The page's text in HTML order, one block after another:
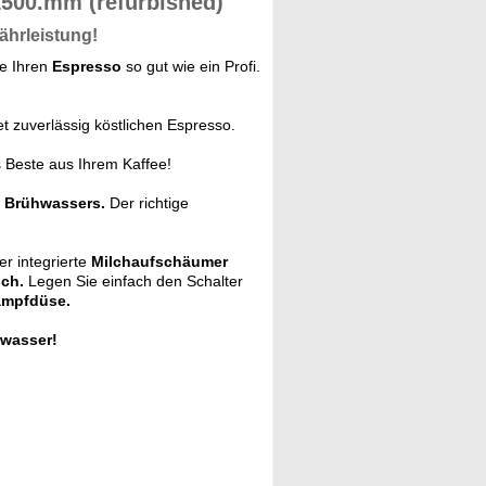
Ihren Espresso so gut wie ein Profi.
zuverlässig köstlichen Espresso.
aus Ihrem Kaffee!
Der richtige
integrierte Milchaufschäumer
Legen Sie einfach den Schalter